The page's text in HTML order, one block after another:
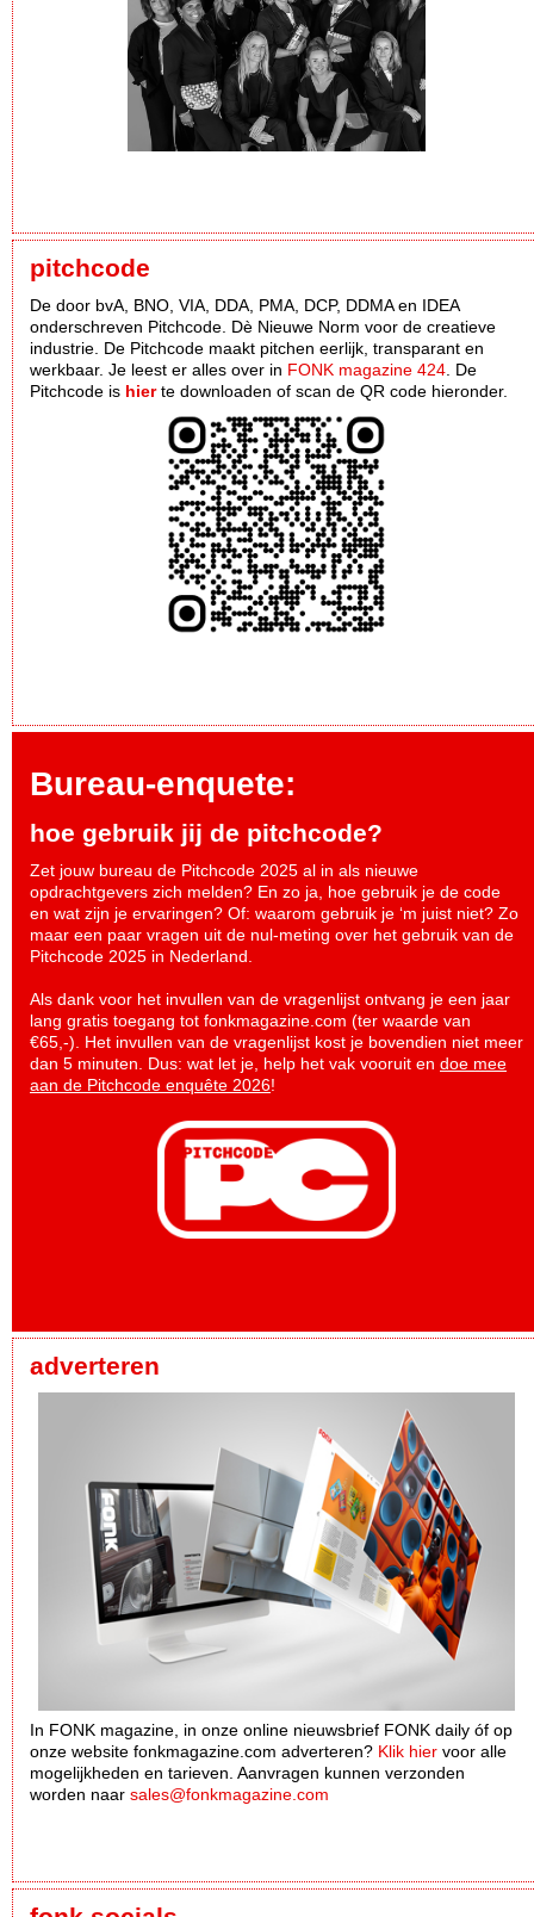
pitchcode
De door bvA, BNO, VIA, DDA, PMA, DCP, DDMA en IDEA
onderschreven Pitchcode. Dè Nieuwe Norm voor de creatieve
industrie. De Pitchcode maakt pitchen eerlijk, transparant en
werkbaar. Je leest er alles over in FONK magazine 424 . De
Pitchcode is hierte downloaden of scan de QR code hieronder.
Bureau-enquete:
hoe gebruik jij de pitchcode?
Zet jouw bureau de Pitchcode 2025 al in als nieuwe
opdrachtgevers zich melden? En zo ja, hoe gebruik je de code
en wat zijn je ervaringen? Of: waarom gebruik je ‘m juist niet? Zo
maar een paar vragen uit de nul-meting over het gebruik van de
Pitchcode 2025 in Nederland.
Als dank voor het invullen van de vragenlijst ontvang je een jaar
lang gratis toegang tot fonkmagazine.com (ter waarde van
€65,-). Het invullen van de vragenlijst kost je bovendien niet meer
dan 5 minuten. Dus: wat let je, help het vak vooruit en doe mee
aan de Pitchcode enquête 2026!
adverteren
In FONK magazine, in onze online nieuwsbrief FONK daily óf op
onze website fonkmagazine.com adverteren? Klik hier voor alle
mogelijkheden en tarieven. Aanvragen kunnen verzonden
worden naar sales@fonkmagazine.com